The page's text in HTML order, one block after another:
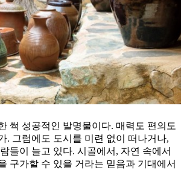
썩 성공적인 발명물이다. 매력도 편의도
. 그럼에도 도시를 미련 없이 떠나거나,
들이 늘고 있다. 시골에서, 자연 속에서
구가할 수 있을 거라는 믿음과 기대에서